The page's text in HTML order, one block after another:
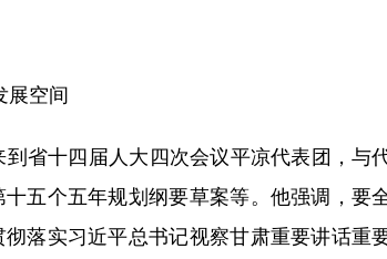
空间
省十四届人大四次会议平凉代表团，与
五个五年规划纲要草案等。他强调，要
落实习近平总书记视察甘肃重要讲话重